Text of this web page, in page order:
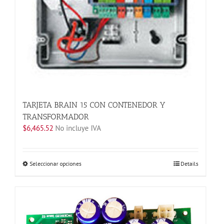
TARJETA BRAIN 15 CON CONTENEDOR Y
TRANSFORMADOR
$6,465.52 No incluye IVA
Seleccionar opcionesEste
múltiples
variantes.
Las
Details